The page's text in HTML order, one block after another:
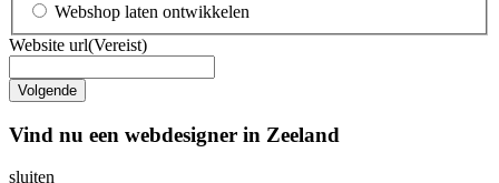
Webshop laten ontwikkelen
Website url(Vereist)
Vind nu een webdesigner in Zeeland
sluiten